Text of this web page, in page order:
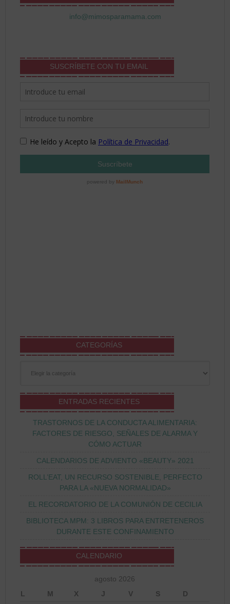
info@mimosparamama.com
SUSCRÍBETE CON TU EMAIL
CATEGORÍAS
ENTRADAS RECIENTES
TRASTORNOS DE LA CONDUCTA ALIMENTARIA:
FACTORES DE RIESGO, SEÑALES DE ALARMA Y
CÓMO ACTUAR
CALENDARIOS DE ADVIENTO «BEAUTY» 2021
ROLL’EAT, UN RECURSO SOSTENIBLE, PERFECTO
PARA LA «NUEVA NORMALIDAD»
EL RECORDATORIO DE LA COMUNIÓN DE CECILIA
BIBLIOTECA MPM: 3 LIBROS PARA ENTRETENEROS
DURANTE ESTE CONFINAMIENTO
CALENDARIO
agosto 2026
L
M X J V S D